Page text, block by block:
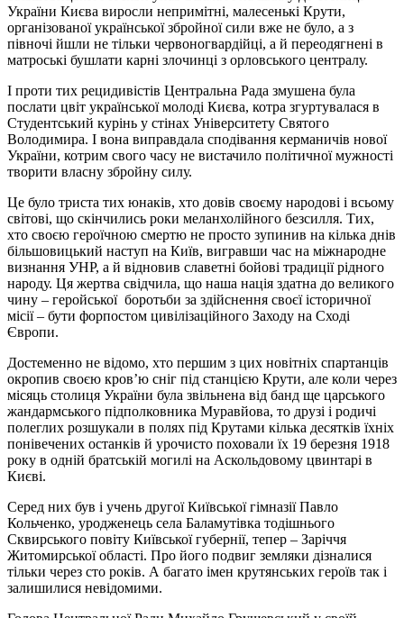
України Києва виросли непримітні, малесенькі Крути,
організованої української збройної сили вже не було, а з
півночі йшли не тільки червоногвардійці, а й переодягнені в
матроські бушлати карні злочинці з орловського централу.
І проти тих рецидивістів Центральна Рада змушена була
послати цвіт української молоді Києва, котра згуртувалася в
Студентський курінь у стінах Університету Святого
Володимира. І вона виправдала сподівання керманичів нової
України, котрим свого часу не вистачило політичної мужності
творити власну збройну силу.
Це було триста тих юнаків, хто довів своєму народові і всьому
світові, що скінчились роки меланхолійного безсилля. Тих,
хто своєю героїчною смертю не просто зупинив на кілька днів
більшовицький наступ на Київ, вигравши час на міжнародне
визнання УНР, а й відновив славетні бойові традиції рідного
народу. Ця жертва свідчила, що наша нація здатна до великого
чину – геройської боротьби за здійснення своєї історичної
місії – бути форпостом цивілізаційного Заходу на Сході
Європи.
Достеменно не відомо, хто першим з цих новітніх спартанців
окропив своєю кров’ю сніг під станцією Крути, але коли через
місяць столиця України була звільнена від банд ще царського
жандармського підполковника Муравйова, то друзі і родичі
полеглих розшукали в полях під Крутами кілька десятків їхніх
понівечених останків й урочисто поховали їх 19 березня 1918
року в одній братській могилі на Аскольдовому цвинтарі в
Києві.
Серед них був і учень другої Київської гімназії Павло
Кольченко, уродженець села Баламутівка тодішнього
Сквирського повіту Київської губернії, тепер – Заріччя
Житомирської області. Про його подвиг земляки дізналися
тільки через сто років. А багато імен крутянських героїв так і
залишилися невідомими.